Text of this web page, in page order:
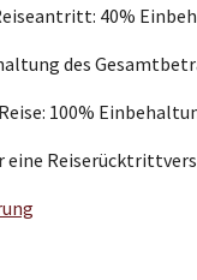
40%
des
100%
eine